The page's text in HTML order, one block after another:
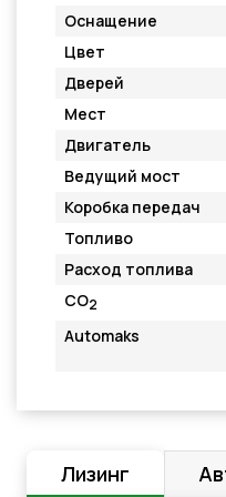
Оснащение
Цвет
Дверей
Мест
Двигатель
Ведущий мост
Коробка передач
Топливо
Расход топлива
CO2
Automaks
Лизинг